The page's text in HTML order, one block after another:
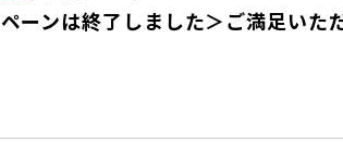
ーンは終了しました＞ご満足い